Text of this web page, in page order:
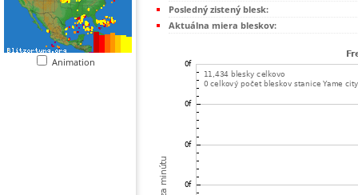
Animation
Posledný zistený blesk:
Aktuálna miera bleskov: